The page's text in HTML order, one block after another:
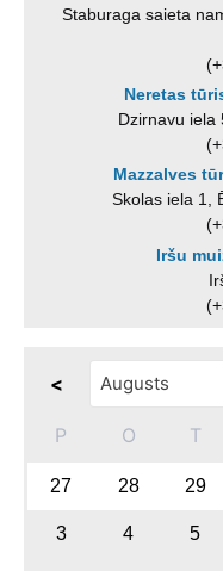
Staburaga saieta
Neretas
Dzirnavu iela
Mazzalves
Skolas iela 1,
Iršu
<
P O T
27 28 29
3 4 5